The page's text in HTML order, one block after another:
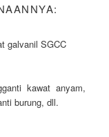
galvanil SGCC
kawat anyam,
burung, dll.